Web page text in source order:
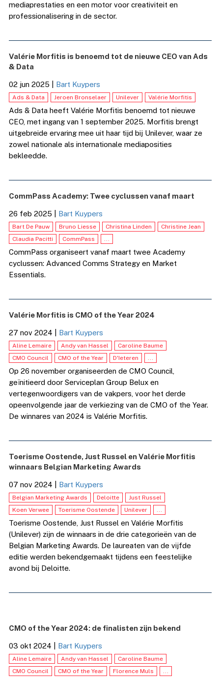
mediaprestaties en een motor voor creativiteit en
professionalisering in de sector.
Valérie Morfitis is benoemd tot de nieuwe CEO van Ads
& Data
02 jun 2025 Bart Kuypers
Ads & Data Jeroen Bronselaer Unilever Valérie Morfitis
Ads & Data heeft Valérie Morfitis benoemd tot nieuwe
CEO, met ingang van 1 september 2025. Morfitis brengt
uitgebreide ervaring mee uit haar tijd bij Unilever, waar ze
zowel nationale als internationale mediaposities
bekleedde.
CommPass Academy: Twee cyclussen vanaf maart
26 feb 2025 Bart Kuypers
Bart De Pauw Bruno Liesse Christina Linden
Christine Jean
Claudia Pacitti
CommPass ...
CommPass organiseert vanaf maart twee Academy
cyclussen: Advanced Comms Strategy en Market
Essentials.
Valérie Morfitis is CMO of the Year 2024
27 nov 2024 Bart Kuypers
Aline Lemaire Andy van Hassel
Caroline Baume
CMO Council
CMO of the Year D'Ieteren ...
Op 26 november organiseerden de CMO Council,
geïnitieerd door Serviceplan Group Belux en
vertegenwoordigers van de vakpers, voor het derde
opeenvolgende jaar de verkiezing van de CMO of the Year.
De winnares van 2024 is Valérie Morfitis.
Toerisme Oostende, Just Russel en Valérie Morfitis
winnaars Belgian Marketing Awards
07 nov 2024 Bart Kuypers
Belgian Marketing Awards Deloitte
Just Russel
Koen Verwee
Toerisme Oostende Unilever ...
Toerisme Oostende, Just Russel en Valérie Morfitis
(Unilever) zijn de winnaars in de drie categorieën van de
Belgian Marketing Awards. De laureaten van de vijfde
editie werden bekendgemaakt tijdens een feestelijke
avond bij Deloitte.
CMO of the Year 2024: de finalisten zijn bekend
03 okt 2024 Bart Kuypers
Aline Lemaire Andy van Hassel
Caroline Baume
CMO Council
CMO of the Year Florence Muls ...